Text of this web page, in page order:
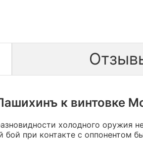
к винтовке
холодного оружия
при контакте с оппонентом